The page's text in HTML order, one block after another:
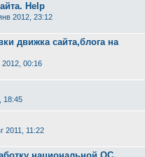
Help
2012, 23:12
движка сайта,блога на
2012, 00:16
18:45
2011, 11:22